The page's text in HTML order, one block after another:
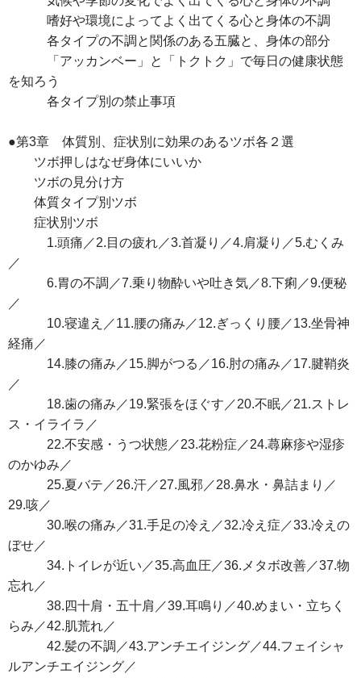
嗜好や環境によってよく出てくる心と身体の不調
各タイプの不調と関係のある五臓と、身体の部分
「アッカンベー」と「トクトク」で毎日の健康状態
を知ろう
各タイプ別の禁止事項
●第3章 体質別、症状別に効果のあるツボ各２選
ツボ押しはなぜ身体にいいか
ツボの見分け方
体質タイプ別ツボ
症状別ツボ
1.頭痛／2.目の疲れ／3.首凝り／4.肩凝り／5.むくみ
／
6.胃の不調／7.乗り物酔いや吐き気／8.下痢／9.便秘
／
10.寝違え／11.腰の痛み／12.ぎっくり腰／13.坐骨神
経痛／
14.膝の痛み／15.脚がつる／16.肘の痛み／17.腱鞘炎
／
18.歯の痛み／19.緊張をほぐす／20.不眠／21.ストレ
ス・イライラ／
22.不安感・うつ状態／23.花粉症／24.蕁麻疹や湿疹
のかゆみ／
25.夏バテ／26.汗／27.風邪／28.鼻水・鼻詰まり／
29.咳／
30.喉の痛み／31.手足の冷え／32.冷え症／33.冷えの
ぼせ／
34.トイレが近い／35.高血圧／36.メタボ改善／37.物
忘れ／
38.四十肩・五十肩／39.耳鳴り／40.めまい・立ちく
らみ／42.肌荒れ／
42.髪の不調／43.アンチエイジング／44.フェイシャ
ルアンチエイジング／